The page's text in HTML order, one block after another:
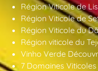
Région Viticole de
Région Viticole de
Région Viticole du
Région viticole du
Vinho Verde
7 Domaines